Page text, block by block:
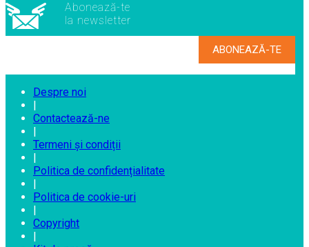
Abonează-te
la newsletter
Despre noi
Contactează-ne
Termeni și condiții
Politica de confidențialitate
Politica de cookie-uri
Copyright